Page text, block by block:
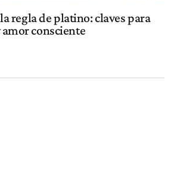
regla de platino: claves para
consciente